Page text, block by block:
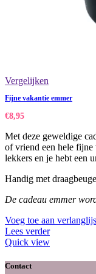
Vergelijken
Fijne vakantie emmer
€8,95
Met deze geweldige
of vriend een hele fijne
lekkers en je hebt een
Handig met
De cadeau emmer
Voeg toe aan
Lees verder
Quick view
Contact